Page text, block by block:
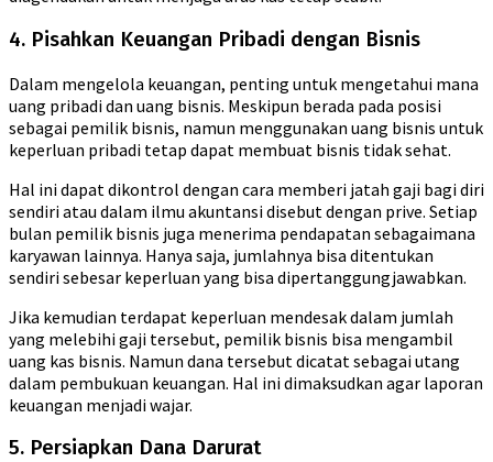
4. Pisahkan Keuangan Pribadi dengan Bisnis
Dalam mengelola keuangan, penting untuk mengetahui mana
uang pribadi dan uang bisnis. Meskipun berada pada posisi
sebagai pemilik bisnis, namun menggunakan uang bisnis untuk
keperluan pribadi tetap dapat membuat bisnis tidak sehat.
Hal ini dapat dikontrol dengan cara memberi jatah gaji bagi diri
sendiri atau dalam ilmu akuntansi disebut dengan prive. Setiap
bulan pemilik bisnis juga menerima pendapatan sebagaimana
karyawan lainnya. Hanya saja, jumlahnya bisa ditentukan
sendiri sebesar keperluan yang bisa dipertanggungjawabkan.
Jika kemudian terdapat keperluan mendesak dalam jumlah
yang melebihi gaji tersebut, pemilik bisnis bisa mengambil
uang kas bisnis. Namun dana tersebut dicatat sebagai utang
dalam pembukuan keuangan. Hal ini dimaksudkan agar laporan
keuangan menjadi wajar.
5. Persiapkan Dana Darurat